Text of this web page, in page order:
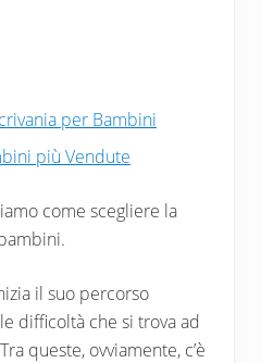
per Bambini
più Vendute
come scegliere la
il suo percorso
difficoltà che si trova ad
queste, ovviamente, c’è